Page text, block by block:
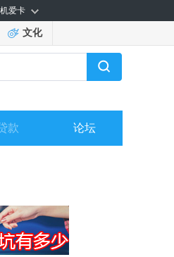
爱卡
文化
款 论坛